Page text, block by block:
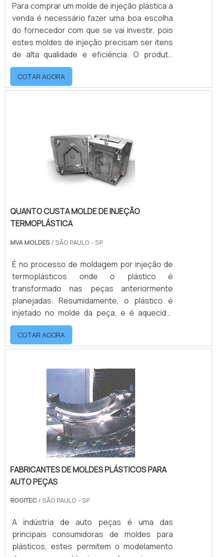
Para comprar um molde de injeção plástica a
venda é necessário fazer uma boa escolha
do fornecedor com que se vai investir, pois
estes moldes de injeção precisam ser itens
de alta qualidade e eficiência. O produto
pode ser confeccionado em diversos
tamanhos e formatos dependendo da peça a
qual vai moldar e para qual finalidade, além de
um molde eficiente é necessário que se.
COTAR AGORA
QUANTO CUSTA MOLDE DE INJEÇÃO
TERMOPLÁSTICA
MVA MOLDES / SÃO PAULO - SP
É no processo de moldagem por injeção de
termoplásticos onde o plástico é
transformado nas peças anteriormente
planejadas. Resumidamente, o plástico é
injetado no molde da peça, e é aquecido.
Após resfriar-se, em contato com as
paredes frias do molde, o material solidifica-
se e adquire a forma fixa
produtoUm molde pode ter uma ou mais
cavidades. E quanto mais cavidades, maior
será a produtividade. Geralmente dividida em
duas partes, a cavidade do molde gar.
COTAR AGORA
FABRICANTES DE MOLDES PLÁSTICOS PARA
AUTO PEÇAS
ROGITEC / SÃO PAULO - SP
A indústria de auto peças é uma das
principais consumidoras de moldes para
plásticos, estes permitem o modelamento